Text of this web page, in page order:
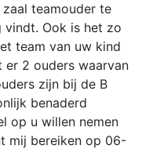
teamouder te
vindt. Ook is het zo
team van uw kind
2 ouders waarvan
zijn bij de B
benaderd
op u willen nemen
mij bereiken op 06-